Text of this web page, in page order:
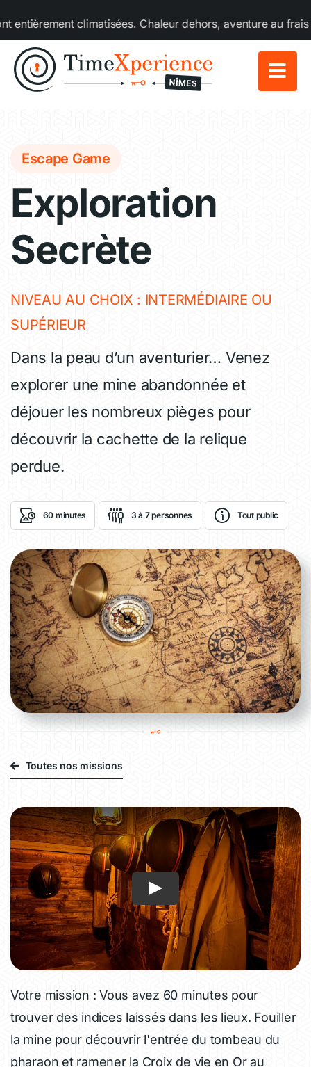
au
contenu
climatisées. Chaleur dehors, aventure au frais
Escape Game
Exploration
Secrète
NIVEAU AU CHOIX : INTERMÉDIAIRE OU
SUPÉRIEUR
Dans la peau d’un aventurier… Venez
explorer une mine abandonnée et
déjouer les nombreux pièges pour
découvrir la cachette de la relique
perdue.
60 minutes 3 à 7 personnes Tout public
Toutes nos missions
Votre mission : Vous avez 60 minutes pour
trouver des indices laissés dans les lieux. Fouiller
la mine pour découvrir l'entrée du tombeau du
pharaon et ramener la Croix de vie en Or au